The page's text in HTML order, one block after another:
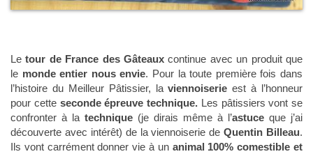
Letour de France des Gâteaux continue avec un produit que
le monde entier nous envie. Pour la toute première fois dans
l’histoire du Meilleur Pâtissier, laviennoiserie est à l’honneur
pour cette seconde épreuve technique. Les pâtissiers vont se
confronter à la technique (je dirais même à l’astuce que j’ai
découverte avec intérêt) de la viennoiserie deQuentin Billeau.
Ils vont carrément donner vie à unanimal 100% comestible et